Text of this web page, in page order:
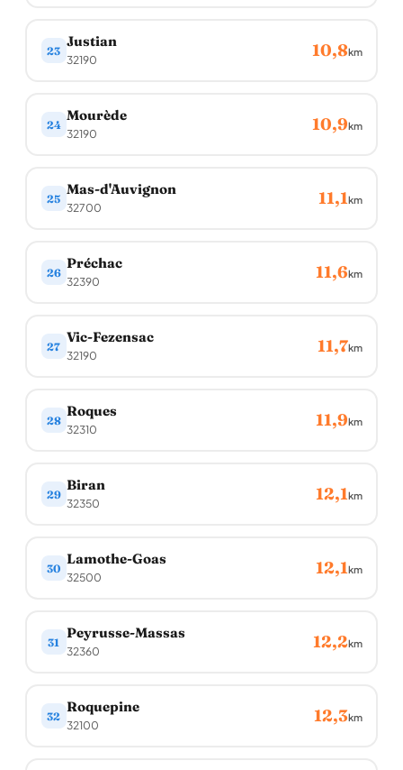
23
Justian
32190 10,8km
24
Mourède
32190 10,9km
25
Mas-d'Auvignon
32700 11,1km
26
Préchac
32390 11,6km
27
Vic-Fezensac
32190 11,7km
28
Roques
32310 11,9km
29
Biran
32350 12,1km
30
Lamothe-Goas
32500 12,1km
31
Peyrusse-Massas
32360 12,2km
32
Roquepine
32100 12,3km